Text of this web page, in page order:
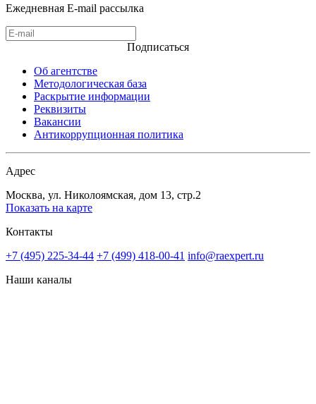
Ежедневная E-mail рассылка
Подписаться
Об агентстве
Методологическая база
Раскрытие информации
Реквизиты
Вакансии
Антикоррупционная политика
Адрес
Москва, ул. Николоямская, дом 13, стр.2
Показать на карте
Контакты
+7 (495) 225-34-44 +7 (499) 418-00-41 info@raexpert.ru
Наши каналы